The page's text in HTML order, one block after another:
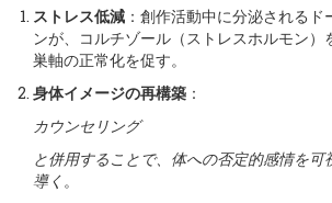
ストレス低減 ：創作活動中に分泌される
ンが、コルチゾール（ストレスホルモン）
巣軸の正常化を促す。
身体イメージの再構築 ：
カウンセリング
と併用することで、体への否定的感情を可
導く。